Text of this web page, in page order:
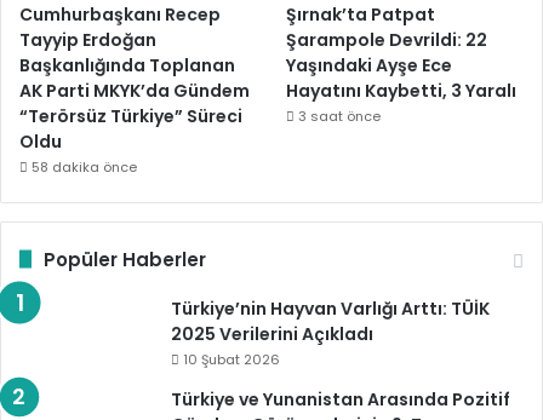
Cumhurbaşkanı Recep
Tayyip Erdoğan
Başkanlığında Toplanan
AK Parti MKYK’da Gündem
“Terörsüz Türkiye” Süreci
Oldu
58 dakika önce
Şırnak’ta Patpat
Şarampole Devrildi: 22
Yaşındaki Ayşe Ece
Hayatını Kaybetti, 3 Yaralı
3 saat önce
Popüler Haberler
Türkiye’nin Hayvan Varlığı Arttı: TÜİK
2025 Verilerini Açıkladı
10 Şubat 2026
Türkiye ve Yunanistan Arasında Pozitif